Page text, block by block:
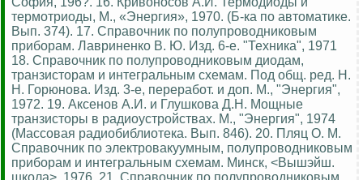
термотриоды, М., «Энергия», 1970. (Б-ка по автоматике.
Вып. 374). 17. Справочник по полупроводниковым
приборам. Лавриненко В. Ю. Изд. 6-е. "Техника", 1971
18. Справочник по полупроводниковым диодам,
транзисторам и интегральным схемам. Под общ. ред. Н.
Н. Горюнова. Изд. 3-е, переработ. и доп. М., "Энергия",
1972. 19. Аксенов А.И. и Глушкова Д.Н. Мощные
транзисторы в радиоустройствах. М., "Энергия", 1974
(Массовая радиобиблиотека. Вып. 846). 20. Пляц О. М.
Справочник по электровакуумным, полупроводниковым
приборам и интегральным схемам. Минск, <Вышэйш.